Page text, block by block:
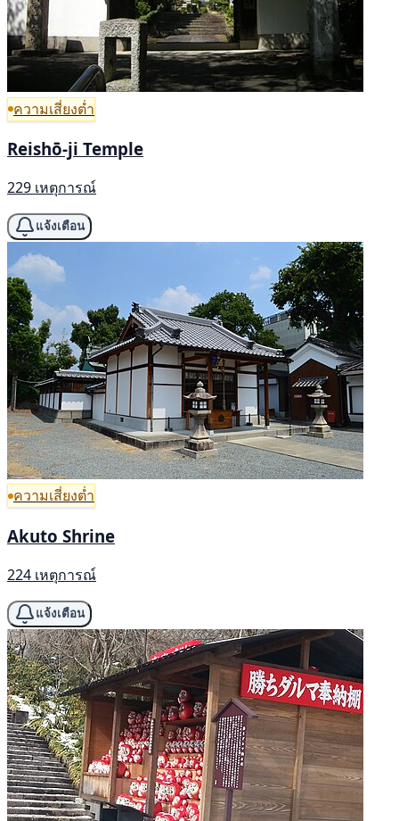
ความเสี่ยงต่ำ
Reishō-ji Temple
229 เหตุการณ์
แจ้งเตือน
ความเสี่ยงต่ำ
Akuto Shrine
224 เหตุการณ์
แจ้งเตือน